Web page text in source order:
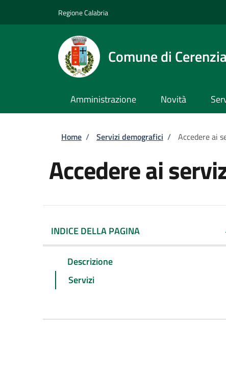
Regione Calabria
Comune di
Amministrazione Novità
Briciole di pane
Home / Servizi demografici / Accedere ai
Accedere ai
INDICE DELLA PAGINA
Descrizione
Servizi